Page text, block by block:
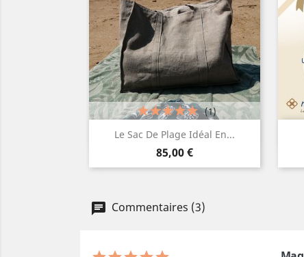
Le Sac De Plage Idéal En...
Prix
85,00 €
(1)
 Aperçu rapide
Commentaires (3)